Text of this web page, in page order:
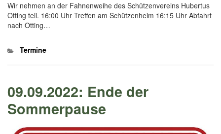
Wir nehmen an der Fahnenweihe des Schützenvereins Hubertus
Otting teil. 16:00 Uhr Treffen am Schützenheim 16:15 Uhr Abfahrt
nach Otting…
Kategorien
Termine
09.09.2022: Ende der
Sommerpause